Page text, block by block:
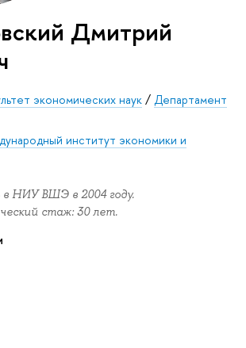
Дмитрий
экономических наук / Департамент
институт экономики и
НИУ ВШЭ в 2004 году.
стаж: 30 лет.